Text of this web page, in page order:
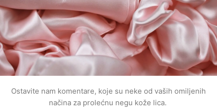
Ostavite nam komentare, koje su neke od vaših omiljenih
načina za prolećnu negu kože lica.